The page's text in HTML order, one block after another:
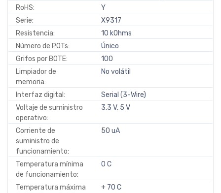
RoHS:
Y
Serie:
X9317
Resistencia:
10 kOhms
Número de POTs:
Único
Grifos por BOTE:
100
Limpiador de
memoria:
No volátil
Interfaz digital:
Serial (3-Wire)
Voltaje de suministro
operativo:
3.3 V, 5 V
Corriente de
suministro de
funcionamiento:
50 uA
Temperatura mínima
de funcionamiento:
0 C
Temperatura máxima
+ 70 C